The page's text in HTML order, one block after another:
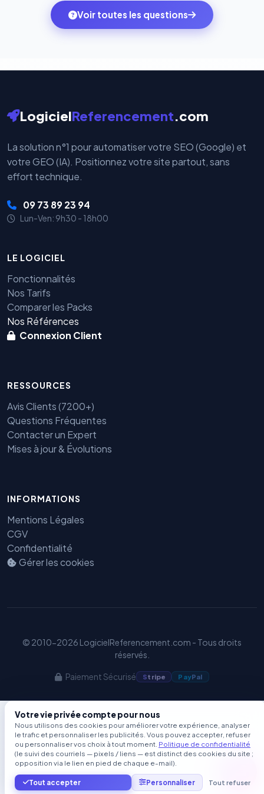
ambitions du moment — sans perdre vos données ni
votre historique.
monde. Vos données bancaires ne transitent jamais
par nos serveurs — elles sont gérées directement et
Voir toutes les questions
LogicielReferencement.com
La solution n°1 pour automatiser votre SEO (Google) et
votre GEO (IA). Positionnez votre site partout, sans
effort technique.
09 73 89 23 94
Lun-Ven: 9h30 - 18h00
LE LOGICIEL
Fonctionnalités
Nos Tarifs
Comparer les Packs
Nos Références
Connexion Client
RESSOURCES
Avis Clients (7200+)
Questions Fréquentes
Contacter un Expert
Mises à jour & Évolutions
INFORMATIONS
Mentions Légales
CGV
Confidentialité
Gérer les cookies
© 2010-2026 LogicielReferencement.com - Tous droits
réservés.
Paiement Sécurisé Stripe PayPal
Votre vie privée compte pour nous
Nous utilisons des cookies pour améliorer votre expérience, analyser
le trafic et personnaliser les publicités. Vous pouvez accepter, refuser
ou personnaliser vos choix à tout moment. Politique de confidentialité
(le suivi des courriels — pixels / liens — est distinct des cookies du site ;
opposition via le lien en pied de chaque e-mail).
Tout accepter Personnaliser Tout refuser